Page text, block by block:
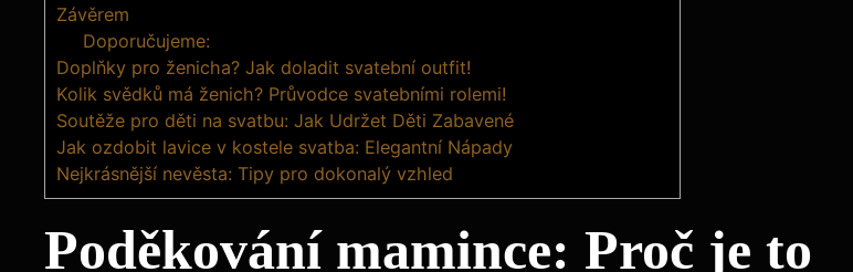
Závěrem
Doporučujeme:
Doplňky pro ženicha? Jak doladit svatební outfit!
Kolik svědků má ženich? Průvodce svatebními rolemi!
Soutěže pro děti na svatbu: Jak Udržet Děti Zabavené
Jak ozdobit lavice v kostele svatba: Elegantní Nápady
Nejkrásnější nevěsta: Tipy pro dokonalý vzhled
Poděkování mamince: Proč je to